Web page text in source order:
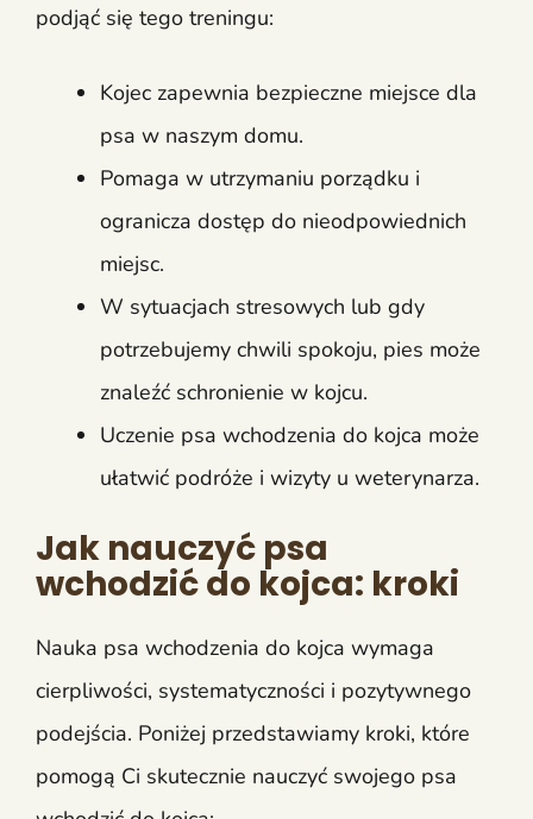
podjąć się tego treningu:
Kojec zapewnia bezpieczne miejsce dla
psa w naszym domu.
Pomaga w utrzymaniu porządku i
ogranicza dostęp do nieodpowiednich
miejsc.
W sytuacjach stresowych lub gdy
potrzebujemy chwili spokoju, pies może
znaleźć schronienie w kojcu.
Uczenie psa wchodzenia do kojca może
ułatwić podróże i wizyty u weterynarza.
Jak nauczyć psa
wchodzić do kojca: kroki
Nauka psa wchodzenia do kojca wymaga
cierpliwości, systematyczności i pozytywnego
podejścia. Poniżej przedstawiamy kroki, które
pomogą Ci skutecznie nauczyć swojego psa